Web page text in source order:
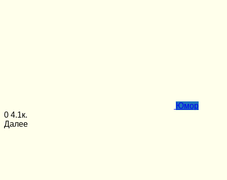
Юмор
0 4.1к.
Далее